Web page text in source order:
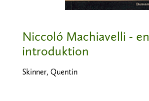
Niccoló Machiavelli - en
introduktion
Skinner, Quentin